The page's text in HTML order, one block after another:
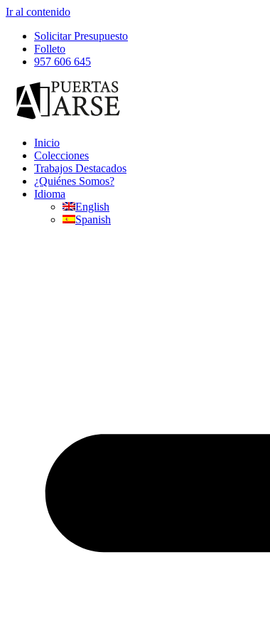
Ir al contenido
Solicitar Presupuesto
Folleto
957 606 645
Inicio
Colecciones
Trabajos Destacados
¿Quiénes Somos?
Idioma
English
Spanish